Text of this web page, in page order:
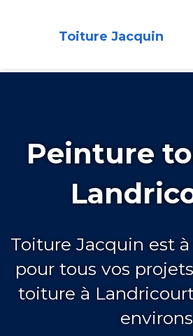
Toiture Jacquin
Peinture
Toiture Jacquin est
pour tous vos
toiture à
environs